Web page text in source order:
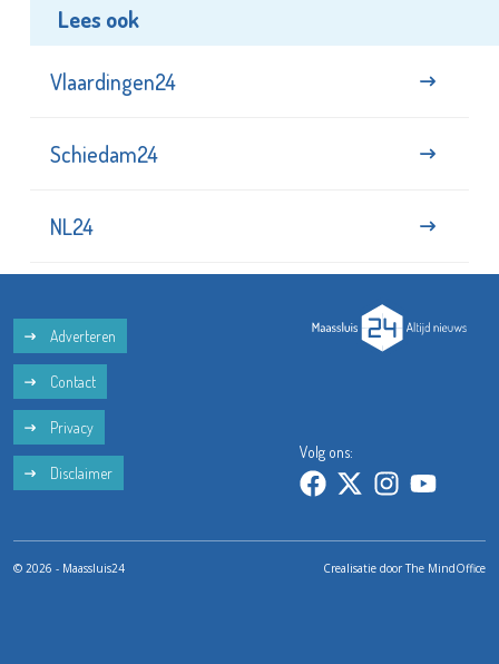
Lees ook
Vlaardingen24
Schiedam24
NL24
Adverteren
Contact
Privacy
Disclaimer
Volg ons:
© 2026 - Maassluis24 Crealisatie doorThe MindOffice